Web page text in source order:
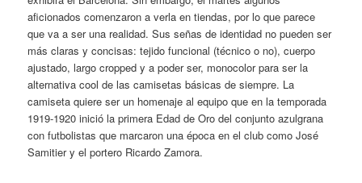
aficionados comenzaron a verla en tiendas, por lo que parece
que va a ser una realidad. Sus señas de identidad no pueden ser
más claras y concisas: tejido funcional (técnico o no), cuerpo
ajustado, largo cropped y a poder ser, monocolor para ser la
alternativa cool de las camisetas básicas de siempre. La
camiseta quiere ser un homenaje al equipo que en la temporada
1919-1920 inició la primera Edad de Oro del conjunto azulgrana
con futbolistas que marcaron una época en el club como José
Samitier y el portero Ricardo Zamora.